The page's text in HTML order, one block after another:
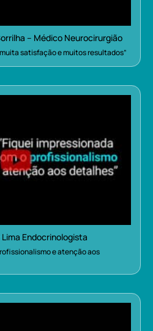
– Médico Neurocirurgião
satisfação e muitos resultados”
Endocrinologista
e atenção aos